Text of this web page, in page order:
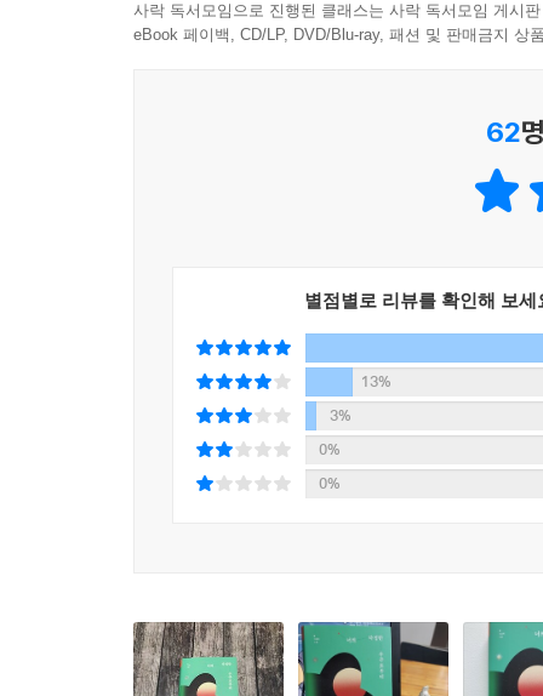
이경희의 소설 속 인물들이 가진 가장 큰 특징은
몸이 부서지고, 우주가 소멸하는 상황에서도 다
쫓아 웜홀을 통과한다(「저 먼 미래의 유크
자유로워진다. 이처럼 이경희의 인물들은 현실
다정한 결말로 나아간다. “우주는 서로를 끌어
사락 독서모임으로 진행된 클래스는 사락 독서모임 게시
eBook 페이백, CD/LP, DVD/Blu-ray, 패션 및 판매금지 상
62
별점별로 리뷰를 확인해 보세
13%
3%
0%
0%